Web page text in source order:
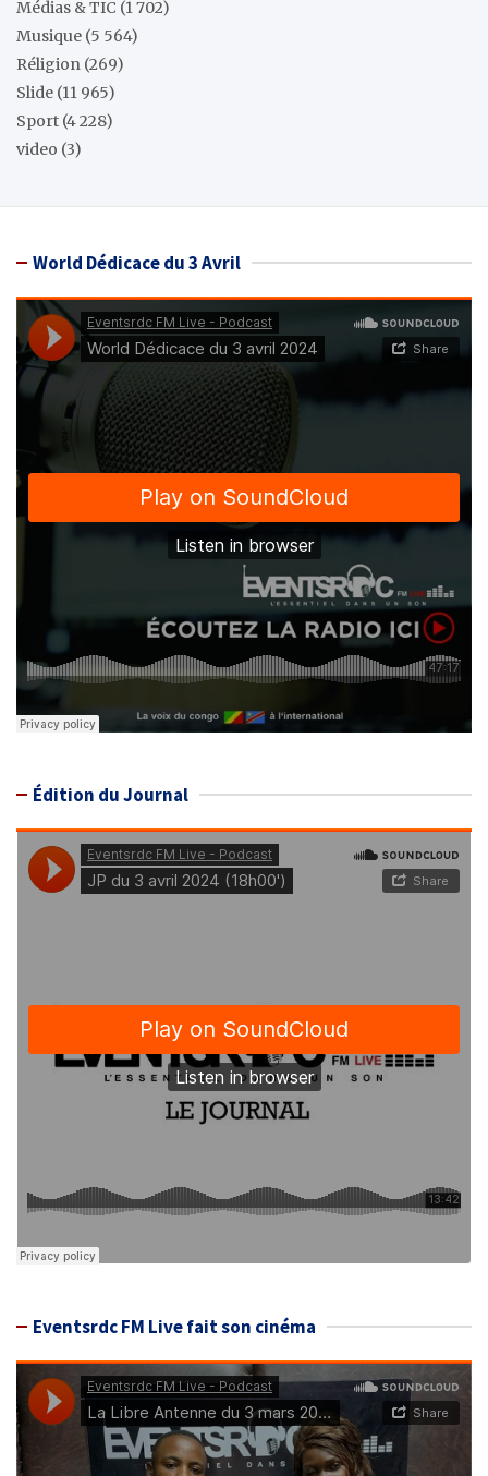
Médias & TIC (1 702)
Musique (5 564)
Réligion (269)
Slide (11 965)
Sport (4 228)
video (3)
World Dédicace du 3 Avril
Édition du Journal
Eventsrdc FM Live fait son cinéma